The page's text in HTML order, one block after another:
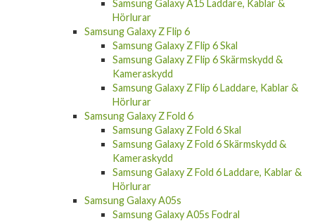
Samsung Galaxy A15 Laddare, Kablar &
Hörlurar
Samsung Galaxy Z Flip 6
Samsung Galaxy Z Flip 6 Skal
Samsung Galaxy Z Flip 6 Skärmskydd &
Kameraskydd
Samsung Galaxy Z Flip 6 Laddare, Kablar &
Hörlurar
Samsung Galaxy Z Fold 6
Samsung Galaxy Z Fold 6 Skal
Samsung Galaxy Z Fold 6 Skärmskydd &
Kameraskydd
Samsung Galaxy Z Fold 6 Laddare, Kablar &
Hörlurar
Samsung Galaxy A05s
Samsung Galaxy A05s Fodral